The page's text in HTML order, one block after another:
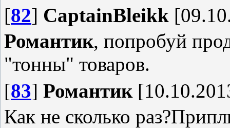
[82] CaptainBleikk
Романтик, попробуй
"тонны" товаров.
[83] Романтик
Как не сколько